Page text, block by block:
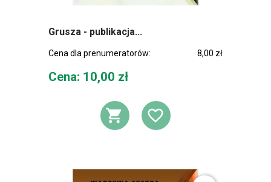
Grusza - publikacja...
Cena dla prenumeratorów: 8,00 zł
Cena
Cena: 10,00 zł
DODAJ DO
DODAJ DO